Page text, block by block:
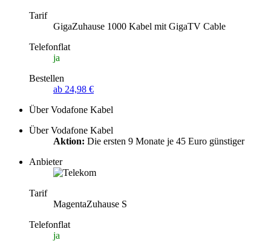
Tarif
GigaZuhause 1000 Kabel mit GigaTV Cable
Telefonflat
ja
Bestellen
ab 24,98 €
Über Vodafone Kabel
Über Vodafone Kabel
Aktion: Die ersten 9 Monate je 45 Euro günstiger
Anbieter
Tarif
MagentaZuhause S
Telefonflat
ja